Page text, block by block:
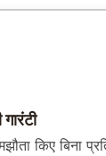
किए बिना